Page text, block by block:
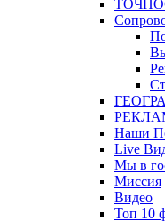
Наши
Live
Мы в
Миссия
Видео
Топ 10